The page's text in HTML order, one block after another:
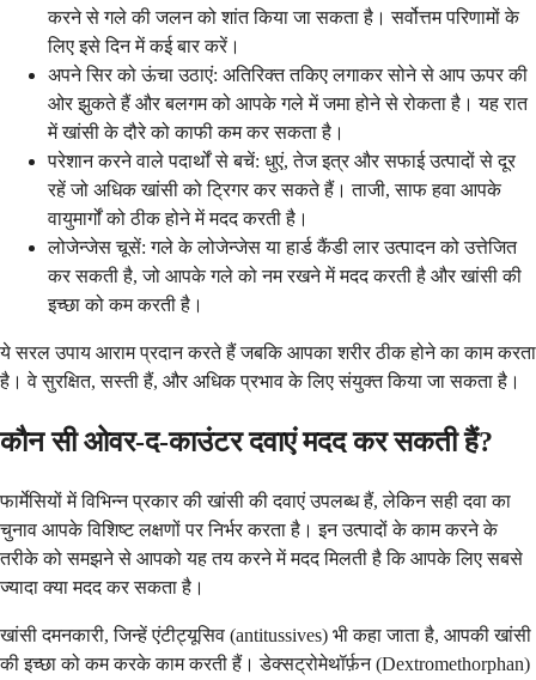
करने से गले की जलन को शांत किया जा सकता है। सर्वोत्तम परिणामों के
लिए इसे दिन में कई बार करें।
अपने सिर को ऊंचा उठाएं: अतिरिक्त तकिए लगाकर सोने से आप ऊपर की
ओर झुकते हैं और बलगम को आपके गले में जमा होने से रोकता है। यह रात
में खांसी के दौरे को काफी कम कर सकता है।
परेशान करने वाले पदार्थों से बचें: धुएं, तेज इत्र और सफाई उत्पादों से दूर
रहें जो अधिक खांसी को ट्रिगर कर सकते हैं। ताजी, साफ हवा आपके
वायुमार्गों को ठीक होने में मदद करती है।
लोजेन्जेस चूसें: गले के लोजेन्जेस या हार्ड कैंडी लार उत्पादन को उत्तेजित
कर सकती है, जो आपके गले को नम रखने में मदद करती है और खांसी की
इच्छा को कम करती है।
ये सरल उपाय आराम प्रदान करते हैं जबकि आपका शरीर ठीक होने का काम करता
है। वे सुरक्षित, सस्ती हैं, और अधिक प्रभाव के लिए संयुक्त किया जा सकता है।
कौन सी ओवर-द-काउंटर दवाएं मदद कर सकती हैं?
फार्मेसियों में विभिन्न प्रकार की खांसी की दवाएं उपलब्ध हैं, लेकिन सही दवा का
चुनाव आपके विशिष्ट लक्षणों पर निर्भर करता है। इन उत्पादों के काम करने के
तरीके को समझने से आपको यह तय करने में मदद मिलती है कि आपके लिए सबसे
ज्यादा क्या मदद कर सकता है।
खांसी दमनकारी, जिन्हें एंटीट्यूसिव (antitussives) भी कहा जाता है, आपकी खांसी
की इच्छा को कम करके काम करती हैं। डेक्सट्रोमेथॉर्फ़न (Dextromethorphan)